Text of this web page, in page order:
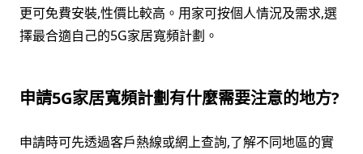
更可免費安裝,性價比較高。用家可按個人情況及需求,選
擇最合適自己的5G家居寬頻計劃。
申請5G家居寬頻計劃有什麼需要注意的地方?
申請時可先透過客戶熱線或網上查詢,了解不同地區的實